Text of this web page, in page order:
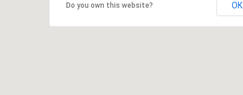
Do you own this website? OK